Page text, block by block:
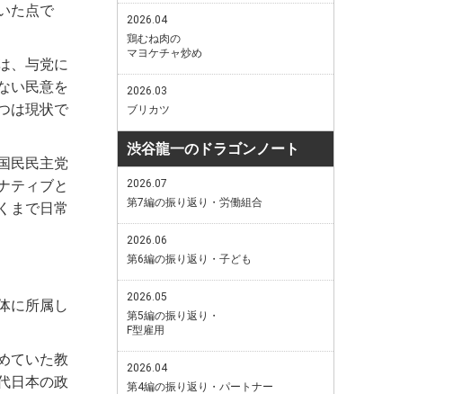
た点で
、与党に
い民意を
は現状で
民民主党
ティブと
まで日常
に所属し
ていた教
日本の政
2026.04
鶏むね肉の
マヨケチャ炒め
2026.03
ブリカツ
渋谷龍一のドラゴンノート
2026.07
第7編の振り返り・労働組合
2026.06
第6編の振り返り・子ども
2026.05
第5編の振り返り・
F型雇用
2026.04
第4編の振り返り・パートナー